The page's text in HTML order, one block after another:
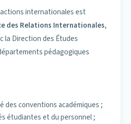
Internationales assure la
du programme et
bénéficiaires.
des diplômés ;
scientifiques,
;
atteindre 5 % de
internationales
nationales,
dans le cadre de votre
d'études ;
internationales est
des Relations Internationales,
la Direction des Études
pédagogiques
des conventions académiques ;
étudiantes et du personnel ;